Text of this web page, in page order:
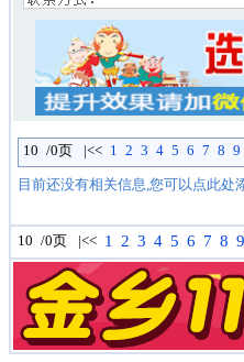
10 /0页 |<< 1 2 3 4 5 6 7 8 9
目前还没有相关信息,您可以点此处
10 /0页 |<< 1 2 3 4 5 6 7 8 9